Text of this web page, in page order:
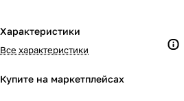
Характеристики
Все характеристики
Купите на маркетплейсах